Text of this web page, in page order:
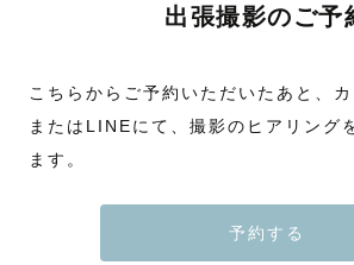
出張撮影のご予
こちらからご予約いただいたあと、
またはLINEにて、撮影のヒアリング
ます。
予約する